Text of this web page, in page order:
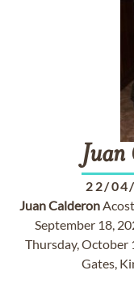
Juan
22/
JuanCalderon
September 18,
Thursday, October
Gates,